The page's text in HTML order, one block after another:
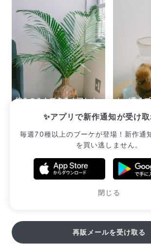
✨アプリで新作通知が受け
毎週70種以上のブーケが登場！新作通
を買い逃しません。
閉じる
編みこみもできる！アレカ
ヒバ香る
¥3,300
販売中のブーケ一覧へ
再販メールを受け取る